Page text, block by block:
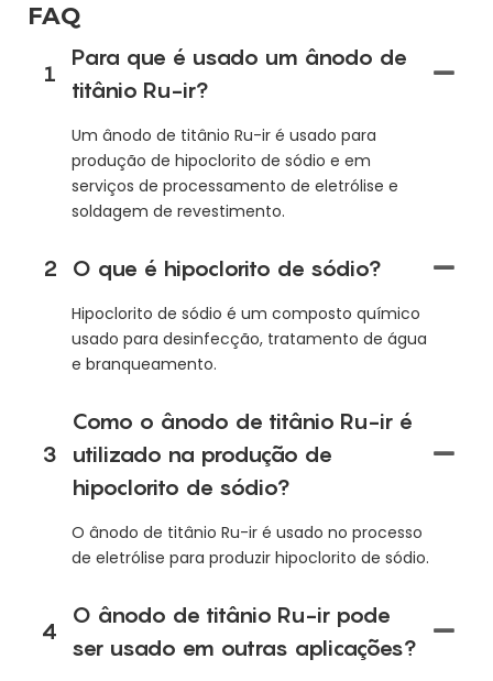
FAQ
1
Para que é usado um ânodo de
titânio Ru-ir?
Um ânodo de titânio Ru-ir é usado para
produção de hipoclorito de sódio e em
serviços de processamento de eletrólise e
soldagem de revestimento.
2 O que é hipoclorito de sódio?
Hipoclorito de sódio é um composto químico
usado para desinfecção, tratamento de água
e branqueamento.
3
Como o ânodo de titânio Ru-ir é
utilizado na produção de
hipoclorito de sódio?
O ânodo de titânio Ru-ir é usado no processo
de eletrólise para produzir hipoclorito de sódio.
4
O ânodo de titânio Ru-ir pode
ser usado em outras aplicações?